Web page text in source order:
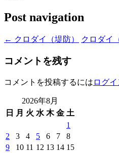
Post navigation
← クロダイ（堤防） クロダイ
コメントを残す
コメントを投稿するには ログイ
2026年8月
日
月 火 水 木 金 土
1
2
3 4 5 6 7
8
9
10 11 12 13 14 15